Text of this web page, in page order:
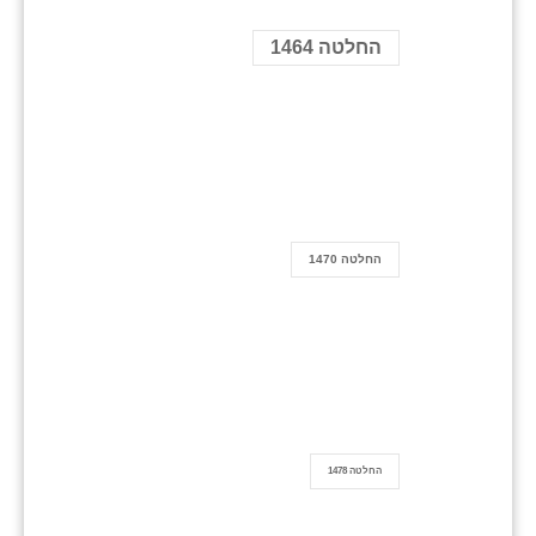
החלטה 1464
החלטה 1470
החלטה 1478